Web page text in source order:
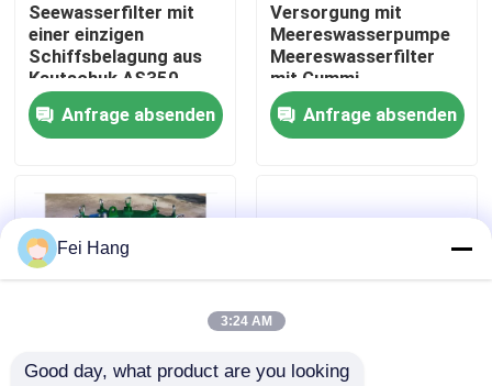
Qualitätskontrolle
Kontakt
Marine-Entlüftungskopf
Marine Sea Water Strainer
Seewasserfilter mit
einer einzigen
Schiffsbelagung aus
Kautschuk AS350
CB/T497-2012
Seewasserfilter mit
einer einzigen
Kautschuk
Anfrage absenden
Versorgung mit
Meereswasserpumpe
Meereswasserfilter
mit Gummi,
Inhalationsfilter
AS350 CB/T 497-94 -
Feihang Marine
Anfrage absenden
Fei Hang
3:24 AM
Good day, what product are you looking